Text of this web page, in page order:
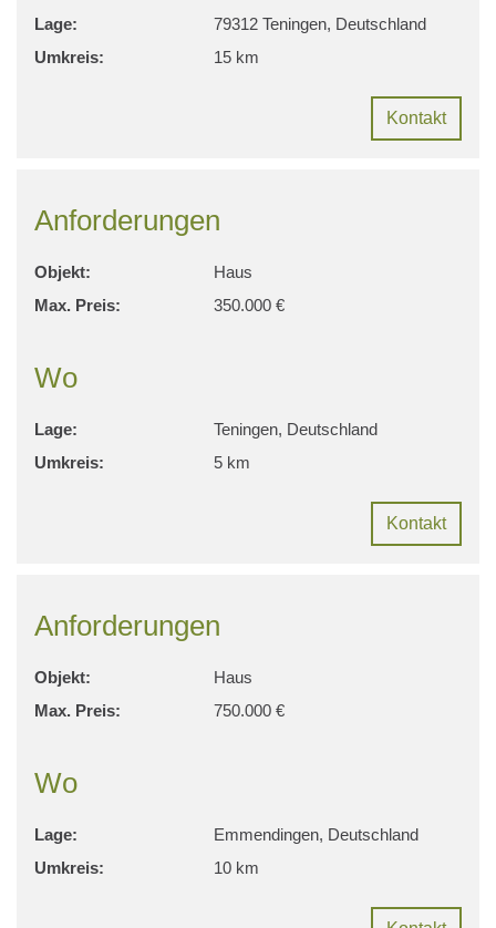
Lage:
79312 Teningen, Deutschland
Umkreis:
15 km
Kontakt
Anforderungen
Objekt:
Haus
Max. Preis:
350.000 €
Wo
Lage:
Teningen, Deutschland
Umkreis:
5 km
Kontakt
Anforderungen
Objekt:
Haus
Max. Preis:
750.000 €
Wo
Lage:
Emmendingen, Deutschland
Umkreis:
10 km